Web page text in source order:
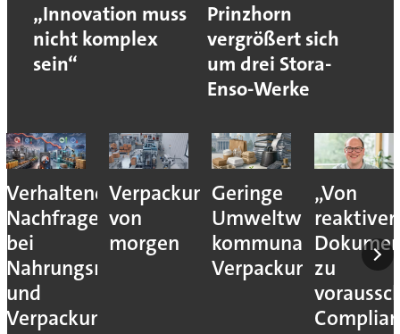
„Innovation muss
nicht komplex
sein“
Prinzhorn
vergrößert sich
um drei Stora-
Enso-Werke
Verhaltene
Nachfrage
bei
Nahrungsmittel-
und
Verpackungsmaschinen
Verpackungslogistik
von
morgen
Geringe
Umweltwirkung
kommunaler
Verpackungssteuern
„Von
reaktiver
zu